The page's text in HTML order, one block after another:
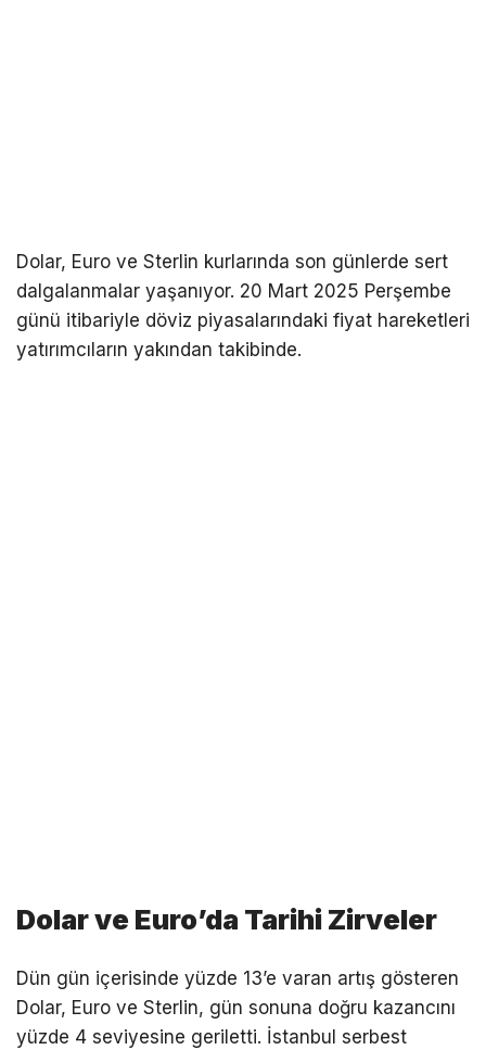
Dolar, Euro ve Sterlin kurlarında son günlerde sert
dalgalanmalar yaşanıyor. 20 Mart 2025 Perşembe
günü itibariyle döviz piyasalarındaki fiyat hareketleri
yatırımcıların yakından takibinde.
Dolar ve Euro’da Tarihi Zirveler
Dün gün içerisinde yüzde 13’e varan artış gösteren
Dolar, Euro ve Sterlin, gün sonuna doğru kazancını
yüzde 4 seviyesine geriletti. İstanbul serbest